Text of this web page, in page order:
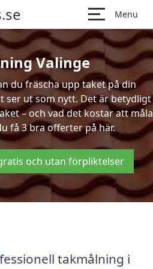
Menu
Valinge
du fräscha upp taket på din
ser ut som nytt. Det är betydligt
– och vad det kostar att måla
få 3 bra offerter på här.
och utan förpliktelser
takmålning i